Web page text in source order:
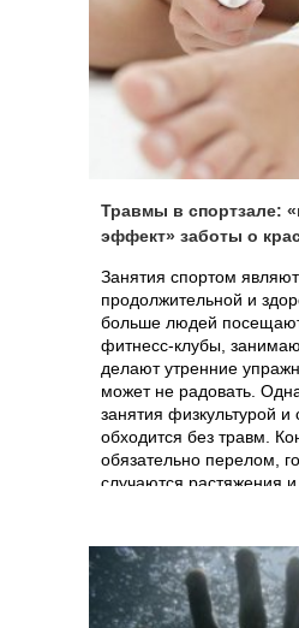
Травмы в спортзале:
эффект» заботы о
Занятия спортом
продолжительной и
больше людей
фитнесс-клубы,
делают утренние
может не радовать.
занятия физкультурой и
обходится без травм.
обязательно перелом,
случаются растяжения
успешно
полученной травмы,
правильно их лечить.